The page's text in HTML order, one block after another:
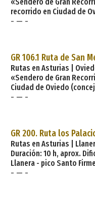
recorrido en Ciudad de
final en Cortes (concejo
Llagú (Oviedo), Sienra
- — -
GR 106.1 Ruta de San
Rutas en Asturias |
«Sendero de Gran
Ciudad de Oviedo
Cortes (concejo de
Asturias. A la puerta de la
- — -
GR 200. Ruta los
Rutas en Asturias |
Duración: 10 h, aprox.
Llanera - pico Santo
Cabañas - río Calzones -
- — -